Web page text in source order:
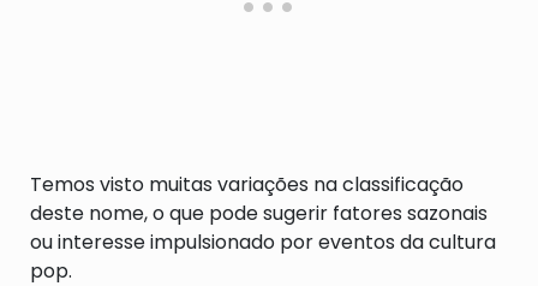
Temos visto muitas variações na classificação
deste nome, o que pode sugerir fatores sazonais
ou interesse impulsionado por eventos da cultura
pop.